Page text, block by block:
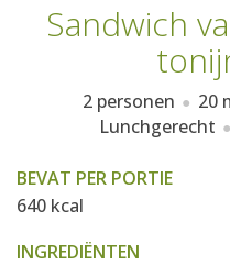
Sandwich
2 personen 20
Lunchgerecht
BEVAT PER PORTIE
640 kcal
INGREDIËNTEN